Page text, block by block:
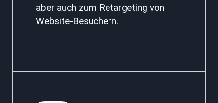
aber auch zum Retargeting von
Website-Besuchern.